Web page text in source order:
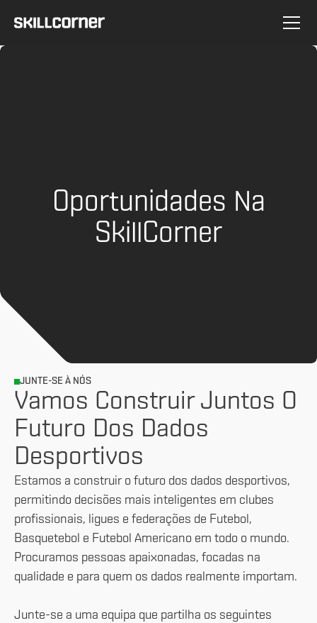
Oportunidades Na
SkillCorner
JUNTE-SE À NÓS
Vamos Construir Juntos O
Futuro Dos Dados
Desportivos
Estamos a construir o futuro dos dados desportivos,
permitindo decisões mais inteligentes em clubes
profissionais, ligues e federações de Futebol,
Basquetebol e Futebol Americano em todo o mundo.
Procuramos pessoas apaixonadas, focadas na
qualidade e para quem os dados realmente importam.
Junte-se a uma equipa que partilha os seguintes